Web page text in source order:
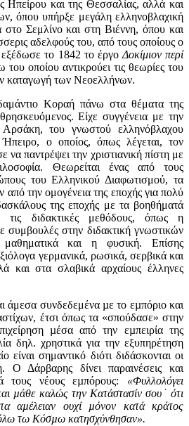
Ηπείρου και της Θεσσαλίας, αλλά και
όπου υπήρξε μεγάλη ελληνοβλαχική
στο Σεμλίνο και στη Βιέννη, όπου και
αδελφούς του, από τους οποίους ο
το 1842 το έργο Δοκίμιον περί
του οποίου αντικρούει τις θεωρίες του
καταγωγή των Νεοελλήνων.
Κοραή πάνω στα θέματα της
Είχε συγγένεια με την
του γνωστού ελληνόβλαχου
ο οποίος, όπως λέγεται, τον
να παντρέψει την χριστιανική πίστη με
Θεωρείται ένας από τους
του Ελληνικού Διαφωτισμού, τα
από την ομογένεια της εποχής για πολύ
της εποχής με τα βοηθήματά
τις διδακτικές μεθόδους, όπως η
συμβουλές στην διδακτική γνωστικών
μαθηματικά και η φυσική. Επίσης
γερμανικά, ρωσικά, σερβικά και
και στα σλαβικά αρχαίους έλληνες
άμεσα συνδεδεμένα µε το εµπόριο και
έτσι όπως τα «σπούδασε» στην
µέσα από την εµπειρία της
δηλ. χρηστικά για την εξυπηρέτηση
σημαντικό διότι διδάσκονται οι
Ο Δάρβαρης δίνει παραινέσεις και
τους νέους εµπόρους: «Φυλλολόγει
µάθε καλώς την Κατάστασίν σου˙ ότι
αµέλειαν ουχί µόνον κατά κράτος
τω Κόσµω κατησχύνθησαν».